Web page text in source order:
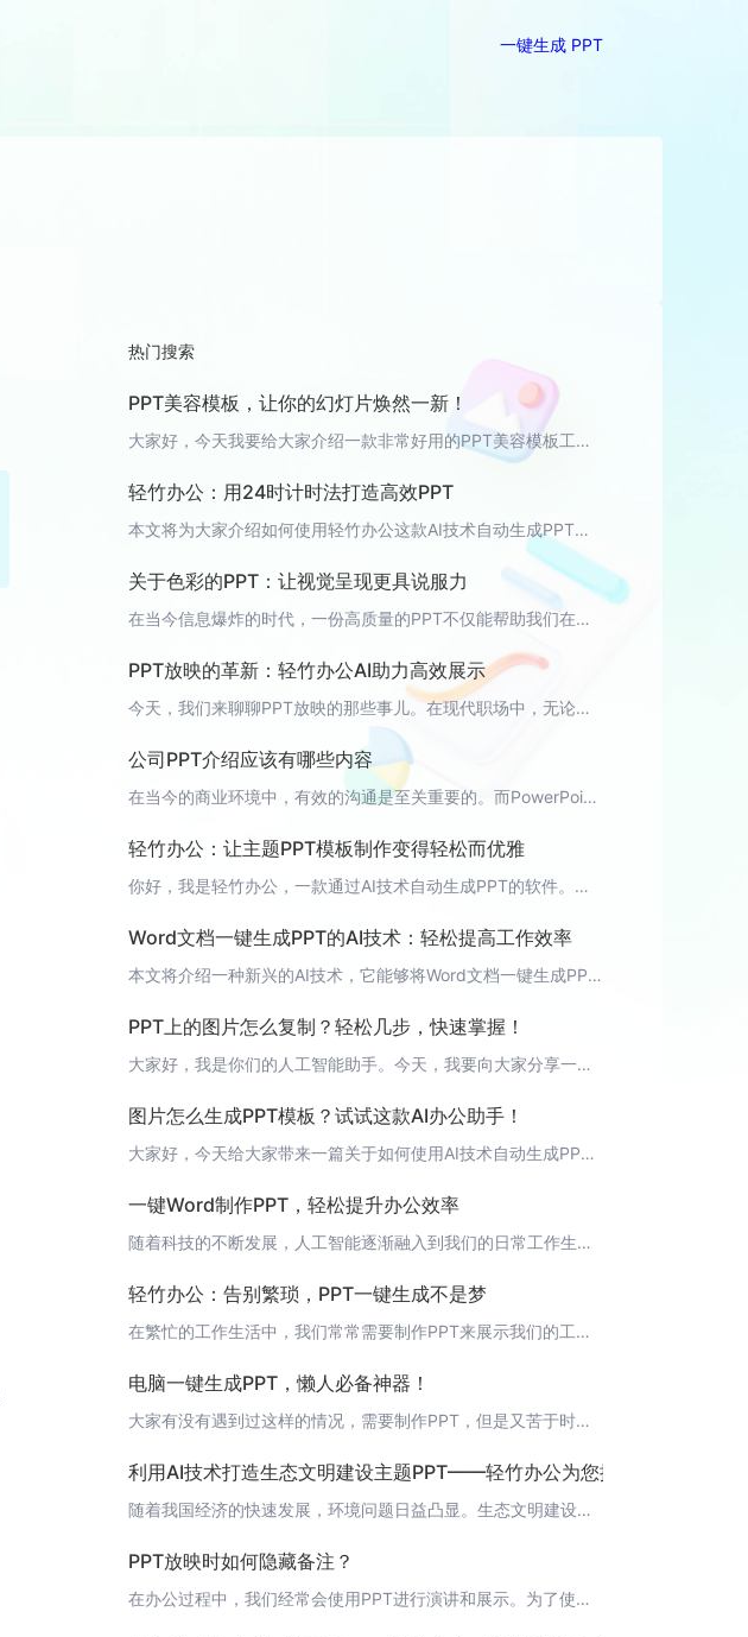
一键生成 PPT
热门搜索
PPT美容模板，让你的幻灯片焕然一新！
大家好，今天我要给大家介绍一款非常好用的PPT美容模板工具——轻竹办公！相信大家经常需要制作PPT，但是有时候花费大量的时间和精力，出来的效果却不尽如人意。而轻竹办公正是为了解决这个问题而诞生的！轻竹办公是一款通过AI技术自动生成PPT的软件，它拥有海量的美容模板库，可以满足你各种设计和风格的需求。无论是商务风格、简约风格、还是教育风格，你都能在轻竹办公中找到合适的模板。而且，轻竹办公的操作非常简
轻竹办公：用24时计时法打造高效PPT
本文将为大家介绍如何使用轻竹办公这款AI技术自动生成PPT的软件，以24时计时法为主题，为大家带来一场高效、便捷的PPT制作体验。让我们一起来看看吧！ 1. 轻竹办公简介轻竹办公是一款集PPT制作、文档编辑、表格处理等功能于一体的办公软件。借助AI技术，轻竹办公能自动生成PPT，大大降低了用户的制作难度，节省了大量时间。此外，轻竹办公还支持多人协作，让团队协作更加高效。 2. 24时计时法PPT制
关于色彩的PPT：让视觉呈现更具说服力
在当今信息爆炸的时代，一份高质量的PPT不仅能帮助我们在演讲中更好地传达信息，还能提升我们的专业形象。而在PPT的制作过程中，色彩的运用至关重要。今天，轻竹办公就带大家了解一下如何运用色彩让PPT更具说服力。 1. 认识色彩色彩是人的视觉感官对光的感知，它能引导人们的情绪、表达情感，甚至影响人们的判断力。在PPT制作中，恰当的色彩搭配可以提高观众的注意力，使内容更具吸引力。 2. 色彩搭配原则（1
PPT放映的革新：轻竹办公AI助力高效展示
今天，我们来聊聊PPT放映的那些事儿。在现代职场中，无论我们是做项目汇报、产品介绍，还是教育培训、公开演讲，都离不开PPT这个强大的辅助工具。一个制作精良、逻辑清晰的PPT，能让我们的演讲更加生动有趣，让听众更容易理解和接受我们的观点。然而，传统的PPT制作方式往往需要我们花费大量的时间和精力，在设计和排版上反复修改，而且还可能出现因为疏忽而导致的错误。有没有一种方法可以让我们更快速、更有效地制作
公司PPT介绍应该有哪些内容
在当今的商业环境中，有效的沟通是至关重要的。而PowerPoint演示文稿（PPT）已经成为公司会议、汇报和产品介绍等场合不可或缺的工具。那么，一个标准的、专业的公司PPT应该包括哪些内容呢？ 1. 封面- 公司名称：清晰地展示公司的品牌。- 主题：简洁地描述PPT的主题。- 日期：方便跟踪PPT的使用时间。- 演讲者姓名及职位：增强演讲者的专业形象。 2. 目录- 列出PPT的主要章节和子节，方
轻竹办公：让主题PPT模板制作变得轻松而优雅
你好，我是轻竹办公，一款通过AI技术自动生成PPT的软件。今天，我想和你分享一些关于主题PPT模板的制作技巧。在制作PPT的过程中，选择合适的主题模板至关重要。一个好的主题模板可以让你的一半工作量消失，同时也能使你的PPT更具专业感和吸引力。那么，如何选择一个适合的主题模板呢？这里，我为大家提供一些建议：1. 明确主题：首先，你需要明确你的PPT的主题。这是决定模板风格的关键因素。例如，如果你的P
Word文档一键生成PPT的AI技术：轻松提高工作效率
本文将介绍一种新兴的AI技术，它能够将Word文档一键生成PPT，大大提高工作效率。我们将以“轻竹办公”这款软件为例，来详细了解它的功能和优势。 1. 什么是“轻竹办公”？“轻竹办公”是一款通过AI技术自动生成PPT的软件。它能够将Word文档一键转换成PPT，让用户省去手动制作PPT的繁琐过程，提高工作效率。 2. “轻竹办公”的功能特点 2.1 一键转换用户只需将Word文档导入“轻竹办公”，
PPT上的图片怎么复制？轻松几步，快速掌握！
大家好，我是你们的人工智能助手。今天，我要向大家分享一个非常实用的技能：如何在PPT上复制图片。无论你是职场人士，还是学生，这个技能都能帮你大大提高工作效率。 第一步：选中图片在PPT中，首先找到你想要复制的图片。你可以通过点击图片来选中它。 第二步：复制图片选中图片后，右键点击，会出现一个菜单。在这个菜单中，选择“复制”（或者使用键盘上的Ctrl+C快捷键）。 第三步：粘贴图片找到你想要粘贴图片
图片怎么生成PPT模板？试试这款AI办公助手！
大家好，今天给大家带来一篇关于如何使用AI技术自动生成PPT模板的文章。在现代职场中，PPT演示已经成为了一种必备的技能，而制作精美的PPT模板更是能够让你在人群中脱颖而出。那么，如何快速制作出专业级的PPT模板呢？答案就是——使用“轻竹办公”！ 什么是“轻竹办公”？“轻竹办公”是一款运用AI技术自动生成PPT的软件，它能够帮助你轻松地将图片转化为PPT模板，让你在短时间内制作出专业级的演示文稿。
一键Word制作PPT，轻松提升办公效率
随着科技的不断发展，人工智能逐渐融入到我们的日常工作生活中。在办公领域，一款名为“轻竹办公”的软件应运而生，它利用先进的AI技术，一键将Word文档转换成PPT，大大提升了我们的办公效率。今天，就让我们一起了解一下这款神奇的工具吧！ 什么是轻竹办公？轻竹办公是一款基于AI技术的办公自动化软件，它致力于帮助职场人士轻松完成各类办公任务，包括文档转换、PPT制作、数据分析等。其中，最受用户欢迎的功能之
轻竹办公：告别繁琐，PPT一键生成不是梦
在繁忙的工作生活中，我们常常需要制作PPT来展示我们的工作、学习或生活点滴。然而，传统的PPT制作过程往往既耗时又繁琐，让我们无法专注于真正重要的事情。今天，我要向大家介绍一款能够改变这一现状的神器——轻竹办公。 什么是轻竹办公？轻竹办公是一款基于人工智能技术的PPT一键生成软件。通过强大的AI算法，轻竹办公能够自动分析你的需求，为你生成符合你需求的PPT，让你从此告别繁琐的PPT制作过程。 轻竹
电脑一键生成PPT，懒人必备神器！
大家有没有遇到过这样的情况，需要制作PPT，但是又苦于时间不足或者PPT制作能力有限？今天，我要向大家推荐一款超级实用的工具——轻竹办公，它可以帮助你一键生成PPT，让你的工作效率瞬间提升！ 什么是轻竹办公？轻竹办公是一款通过AI技术自动生成PPT的软件。它集成了强大的AI算法，可以根据用户输入的文本内容，自动生成与之相关的PPT页面，包括标题、图片、排版等。无论你是学生、职场人士还是创业者，只要
利用AI技术打造生态文明建设主题PPT——轻竹办公为您提供高效环保的
随着我国经济的快速发展，环境问题日益凸显。生态文明建设成为我国社会发展的重要方向。在这一背景下，如何利用现代科技手段推动生态文明建设，成为摆在眼前的重要课题。今天，就让我们以轻竹办公为例，探讨如何借助AI技术打造生态文明建设主题PPT，为环保事业贡献力量。 1. 轻竹办公简介轻竹办公是一款利用AI技术自动生成PPT的软件，旨在为广大用户提供高效、环保的办公解决方案。通过智能排版、一键美化等功能，轻
PPT放映时如何隐藏备注？
在办公过程中，我们经常会使用PPT进行演讲和展示。为了使观众更加集中注意力，我们通常会隐藏一些备注信息，那么如何在PPT放映时隐藏备注呢？ 方法一：使用放映设置1. 打开PPT，点击“文件”菜单，选择“设置”选项。2. 在弹出的“PowerPoint 选项”窗口中，选择“放映”标签。3. 在右侧的“放映选项”中，找到“在放映时隐藏演示者注释”复选框，并勾选它。4. 点击“确定”按钮，完成设置。 方